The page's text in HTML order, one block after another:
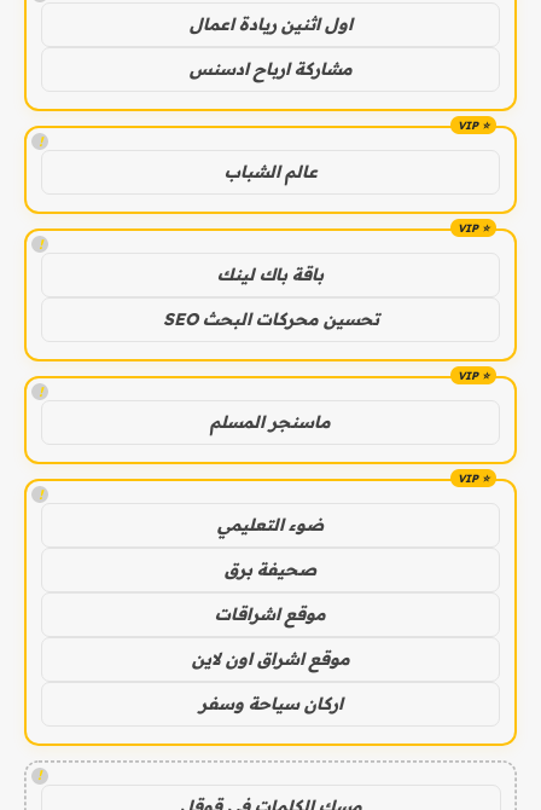
اول اثنين ريادة اعمال
مشاركة ارباح ادسنس
!
عالم الشباب
!
باقة باك لينك
تحسين محركات البحث SEO
!
ماسنجر المسلم
!
ضوء التعليمي
صحيفة برق
موقع اشراقات
موقع اشراق اون لاين
اركان سياحة وسفر
!